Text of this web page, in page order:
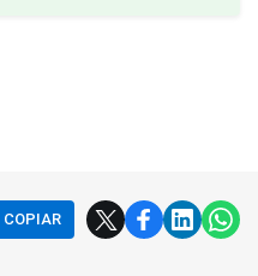
COPIAR